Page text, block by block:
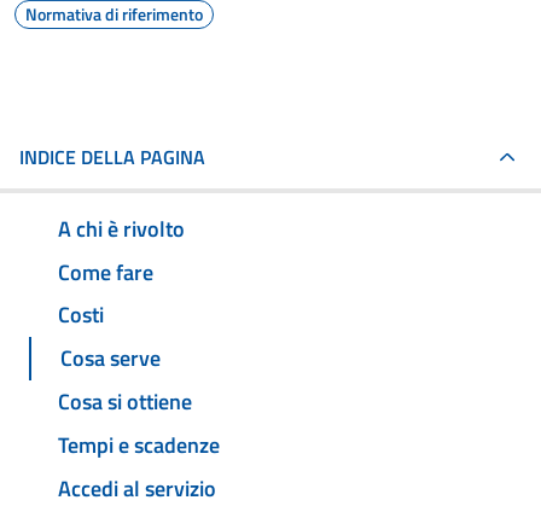
Normativa di riferimento
INDICE DELLA PAGINA
A chi è rivolto
Come fare
Costi
Cosa serve
Cosa si ottiene
Tempi e scadenze
Accedi al servizio